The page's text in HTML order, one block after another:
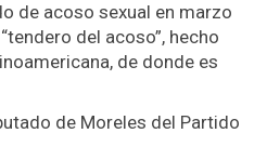
de acoso sexual en marzo
del acoso”, hecho
de donde es
de Moreles del Partido